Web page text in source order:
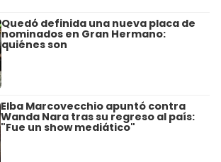
Quedó definida una nueva placa de
nominados en Gran Hermano:
quiénes son
Elba Marcovecchio apuntó contra
Wanda Nara tras su regreso al país:
"Fue un show mediático"